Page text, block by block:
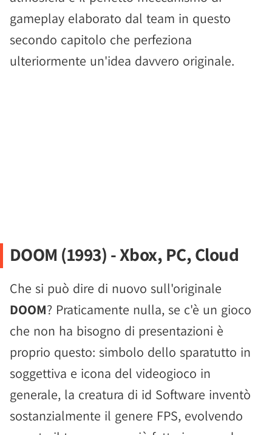
gameplay elaborato dal team in questo
secondo capitolo che perfeziona
ulteriormente un'idea davvero originale.
DOOM (1993) - Xbox, PC, Cloud
Che si può dire di nuovo sull'originale
DOOM? Praticamente nulla, se c'è un gioco
che non ha bisogno di presentazioni è
proprio questo: simbolo dello sparatutto in
soggettiva e icona del videogioco in
generale, la creatura di id Software inventò
sostanzialmente il genere FPS, evolvendo